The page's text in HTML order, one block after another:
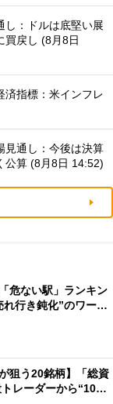
し：ドルは底堅い展
買戻し (8月8日
済指標：米インフレ
見通し：今後は決算
公算 (8月8日 14:52)
危ない駅」ランキン
れ行き鈍化”のワー…
狙う20銘柄】「総資
レーダーから“10…